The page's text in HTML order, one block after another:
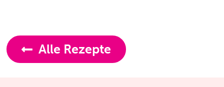
Alle Rezepte